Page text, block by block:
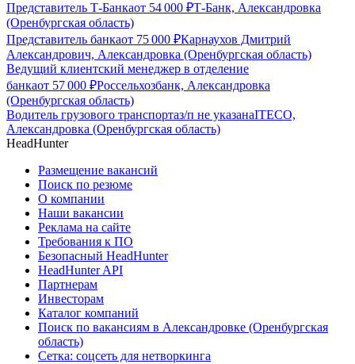
Представитель Т-Банкаот 54 000 ₽Т-Банк, Александровка
(Оренбургская область)
Представитель банкаот 75 000 ₽Карнаухов Дмитрий
Александрович, Александровка (Оренбургская область)
Ведущий клиентский менеджер в отделение
банкаот 57 000 ₽Россельхозбанк, Александровка
(Оренбургская область)
Водитель грузового транспортаз/п не указанаITECO,
Александровка (Оренбургская область)
HeadHunter
Размещение вакансий
Поиск по резюме
О компании
Наши вакансии
Реклама на сайте
Требования к ПО
Безопасный HeadHunter
HeadHunter API
Партнерам
Инвесторам
Каталог компаний
Поиск по вакансиям в Александровке (Оренбургская
область)
Сетка: соцсеть для нетворкинга